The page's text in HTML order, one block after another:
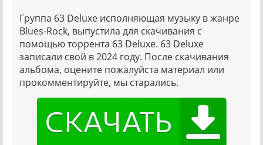
Группа 63 Deluxe исполняющая музыку в жанре
Blues-Rock, выпустила для скачивания с
помощью торрента 63 Deluxe. 63 Deluxe
записали свой в 2024 году. После скачивания
альбома, оцените пожалуйста материал или
прокомментируйте, мы старались.